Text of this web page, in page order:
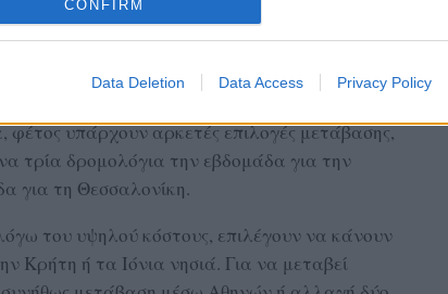
CONFIRM
Data Deletion Data Access Privacy Policy
των Λεσβίων παραμένουν η Βόρεια Ελλάδα
Χαλκιδικής, καθώς και η Πελοπόννησος, η
και εντυπωσιακές εναλλαγές τοπίων.
φέτος υπάρχουν αρκετές επιλογές μετάβασης,
τρία δρομολόγια την εβδομάδα για την
για τη Θεσσαλονίκη.
του υψηλού κόστους, επιλέγουν να κάνουν
Κρήτη ή τα Ιόνια νησιά. Για να μεταβεί